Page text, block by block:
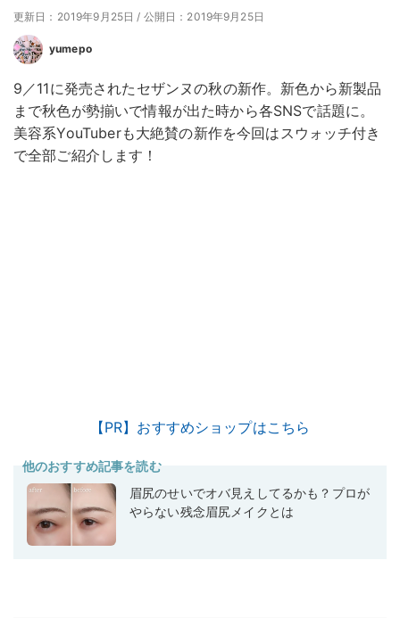
更新日：2019年9月25日 / 公開日：2019年9月25日
yumepo
9／11に発売されたセザンヌの秋の新作。新色から新製品
まで秋色が勢揃いで情報が出た時から各SNSで話題に。
美容系YouTuberも大絶賛の新作を今回はスウォッチ付き
で全部ご紹介します！
【PR】おすすめショップはこちら
他のおすすめ記事を読む
眉尻のせいでオバ見えしてるかも？プロが
やらない残念眉尻メイクとは